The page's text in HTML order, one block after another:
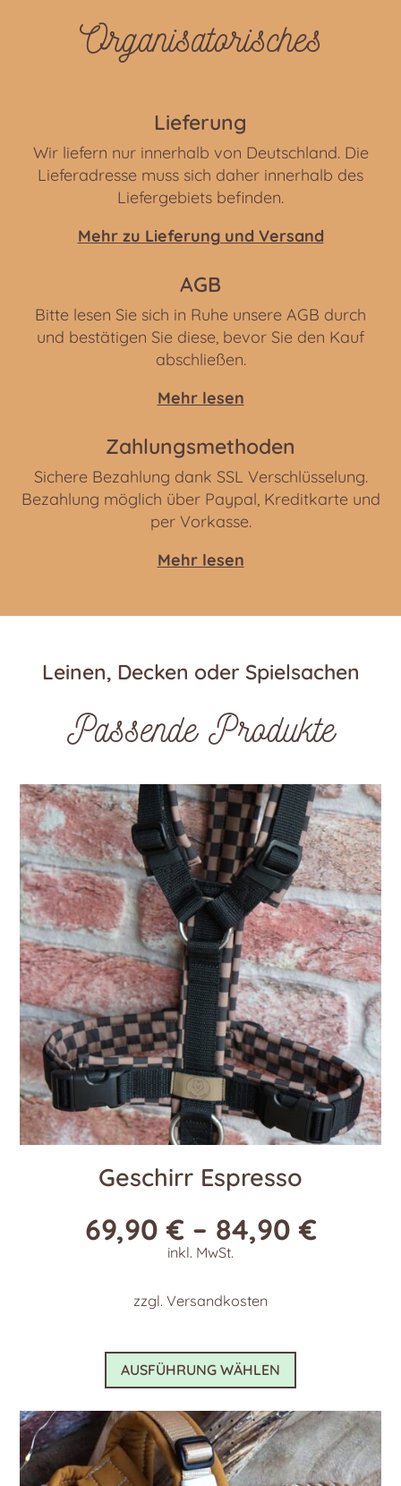
Organisatorisches
Lieferung
Wir liefern nur innerhalb von Deutschland. Die
Lieferadresse muss sich daher innerhalb des
Liefergebiets befinden.
Mehr zu Lieferung und Versand
AGB
Bitte lesen Sie sich in Ruhe unsere AGB durch
und bestätigen Sie diese, bevor Sie den Kauf
abschließen.
Mehr lesen
Zahlungsmethoden
Sichere Bezahlung dank SSL Verschlüsselung.
Bezahlung möglich über Paypal, Kreditkarte und
per Vorkasse.
Mehr lesen
Leinen, Decken oder Spielsachen
Passende Produkte
Geschirr Espresso
69,90€ – 84,90€
inkl. MwSt.
zzgl. Versandkosten
AUSFÜHRUNG WÄHLEN
Dieses
weist
mehrere
Varianten
auf.